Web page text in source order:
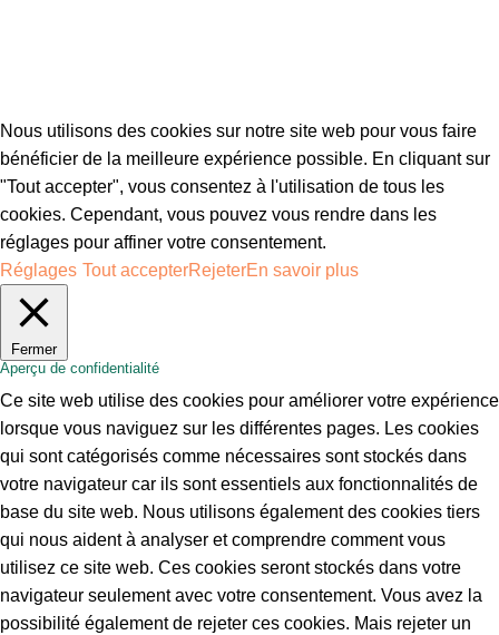
Nous utilisons des cookies sur notre site web pour vous faire
bénéficier de la meilleure expérience possible. En cliquant sur
"Tout accepter", vous consentez à l'utilisation de tous les
cookies. Cependant, vous pouvez vous rendre dans les
réglages pour affiner votre consentement.
Réglages Tout accepterRejeterEn savoir plus
Fermer
Aperçu de confidentialité
Ce site web utilise des cookies pour améliorer votre expérience
lorsque vous naviguez sur les différentes pages. Les cookies
qui sont catégorisés comme nécessaires sont stockés dans
votre navigateur car ils sont essentiels aux fonctionnalités de
base du site web. Nous utilisons également des cookies tiers
qui nous aident à analyser et comprendre comment vous
utilisez ce site web. Ces cookies seront stockés dans votre
navigateur seulement avec votre consentement. Vous avez la
possibilité également de rejeter ces cookies. Mais rejeter un